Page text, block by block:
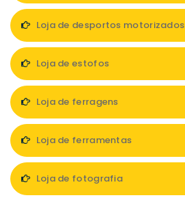
Loja de desportos motorizados
Loja de estofos
Loja de ferragens
Loja de ferramentas
Loja de fotografia